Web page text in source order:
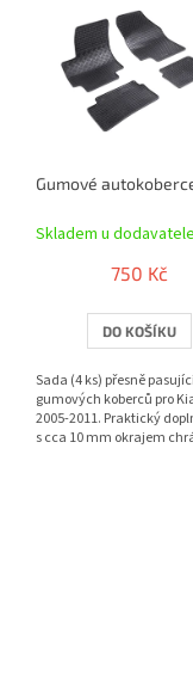
Gumové
Skladem u dodavatele
750 Kč
DO KOŠÍKU
Sada (4 ks) přesně
gumových koberců pro
2005-2011. Praktický
s cca 10 mm okrajem